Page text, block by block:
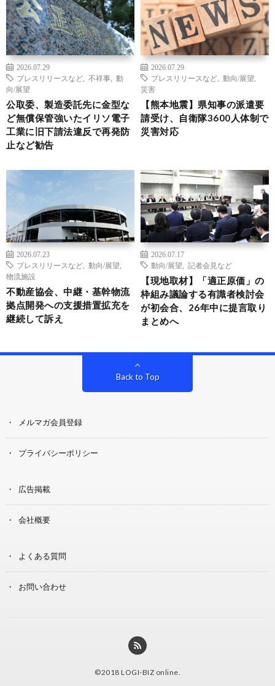
2026.07.29
プレスリリースなど
不祥事
動
向/展望
公取委、製造委託先に金型な
ど無償保管強いたイリソ電子
工業に旧下請法違反で再発防
止など勧告
2026.07.29
プレスリリースなど
動向/展望
災害
【熊本地震】県知事の派遣要
請受け、自衛隊3600人体制で
災害対応
2026.07.23
プレスリリースなど
動向/展望
物流施設
不動産協会、中継・基幹物流
拠点開発への支援措置拡充を
継続して訴え
2026.07.17
動向/展望
記者会見など
【現地取材】「適正原価」の
枠組み議論する有識者検討会
が初会合、26年中に提言取り
まとめへ
Back to Top
メルマガ会員登録
プライバシーポリシー
広告掲載
会社概要
よくある質問
お問い合わせ
©2018 LOGI-BIZ online